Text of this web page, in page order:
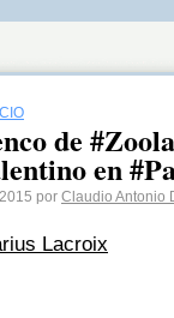
de
en
por Claudio Antonio
Lacroix